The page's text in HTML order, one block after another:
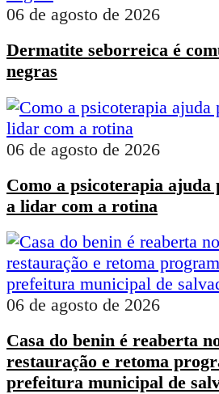
06 de agosto de 2026
Dermatite seborreica é
negras
06 de agosto de 2026
Como a psicoterapia ajuda
a lidar com a rotina
06 de agosto de 2026
Casa do benin é reaberta
restauração e retoma
prefeitura municipal de